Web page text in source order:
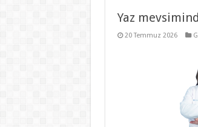
Yaz
20 Temmuz 2026